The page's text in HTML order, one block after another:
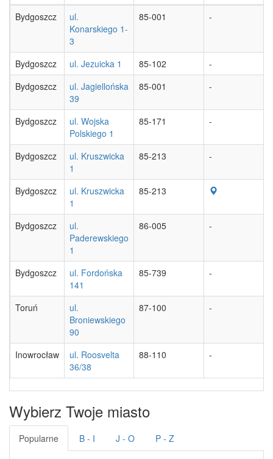
Bydgoszcz
ul.
Konarskiego 1-
3
85-001 -
Bydgoszcz ul. Jezuicka 1 85-102
-
Bydgoszcz
ul. Jagiellońska
39
85-001 -
Bydgoszcz
ul. Wojska
Polskiego 1
85-171 -
Bydgoszcz
ul. Kruszwicka
1
85-213 -
Bydgoszcz
ul. Kruszwicka
1
85-213
Bydgoszcz
ul.
Paderewskiego
1
86-005 -
Bydgoszcz
ul. Fordońska
141
85-739 -
Toruń
ul.
Broniewskiego
90
87-100 -
Inowrocław
ul. Roosvelta
36/38
88-110 -
Wybierz Twoje miasto
Popularne B - I J - O P - Z